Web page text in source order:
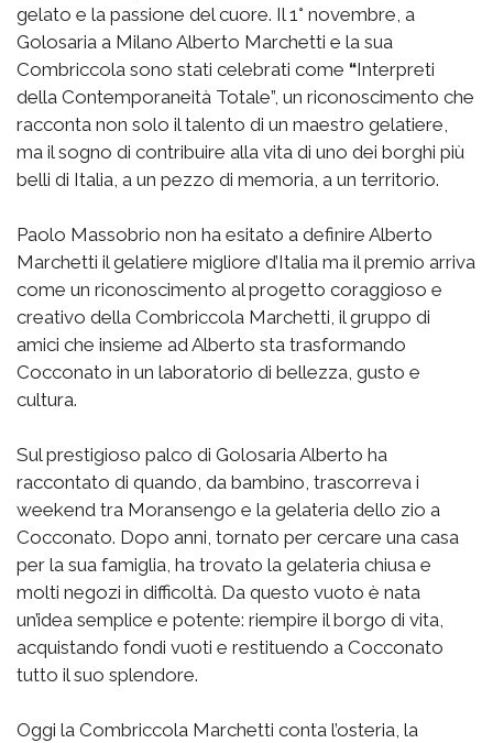
gelato e la passione del cuore. Il 1° novembre, a
Golosaria a Milano Alberto Marchetti e la sua
Combriccola sono stati celebrati come “Interpreti
della Contemporaneità Totale”, un riconoscimento che
racconta non solo il talento di un maestro gelatiere,
ma il sogno di contribuire alla vita di uno dei borghi più
belli di Italia, a un pezzo di memoria, a un territorio.
Paolo Massobrio non ha esitato a definire Alberto
Marchetti il gelatiere migliore d’Italia ma il premio arriva
come un riconoscimento al progetto coraggioso e
creativo della Combriccola Marchetti, il gruppo di
amici che insieme ad Alberto sta trasformando
Cocconato in un laboratorio di bellezza, gusto e
cultura.
Sul prestigioso palco di Golosaria Alberto ha
raccontato di quando, da bambino, trascorreva i
weekend tra Moransengo e la gelateria dello zio a
Cocconato. Dopo anni, tornato per cercare una casa
per la sua famiglia, ha trovato la gelateria chiusa e
molti negozi in difficoltà. Da questo vuoto è nata
un’idea semplice e potente: riempire il borgo di vita,
acquistando fondi vuoti e restituendo a Cocconato
tutto il suo splendore.
Oggi la Combriccola Marchetti conta l’osteria, la